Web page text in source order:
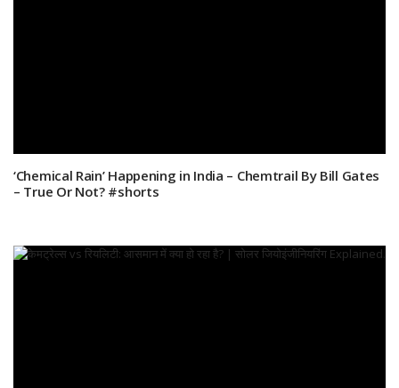
‘Chemical Rain’ Happening in India – Chemtrail By Bill Gates
– True Or Not? #shorts